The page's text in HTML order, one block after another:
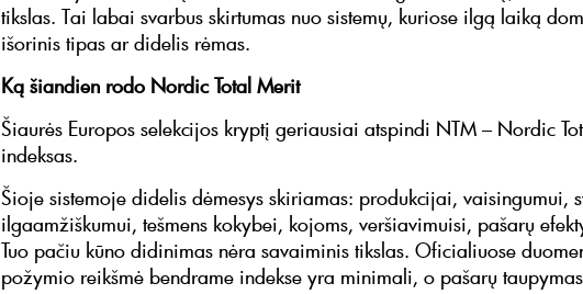
tikslas. Tai labai svarbus skirtumas nuo sistemų, kuriose ilgą laiką
išorinis tipas ar didelis rėmas.
Ką šiandien rodo Nordic Total Merit
Šiaurės Europos selekcijos kryptį geriausiai atspindi NTM – Nordic
indeksas.
Šioje sistemoje didelis dėmesys skiriamas: produkcijai, vaisingumui,
ilgaamžiškumui, tešmens kokybei, kojoms, veršiavimuisi, pašarų
Tuo pačiu kūno didinimas nėra savaiminis tikslas. Oficialiuose
požymio reikšmė bendrame indekse yra minimali, o pašarų